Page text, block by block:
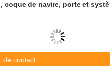
de navire, porte et
de contact